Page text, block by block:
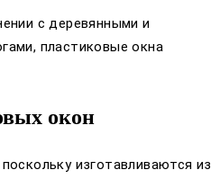
с деревянными и
пластиковые окна
окон
изготавливаются из